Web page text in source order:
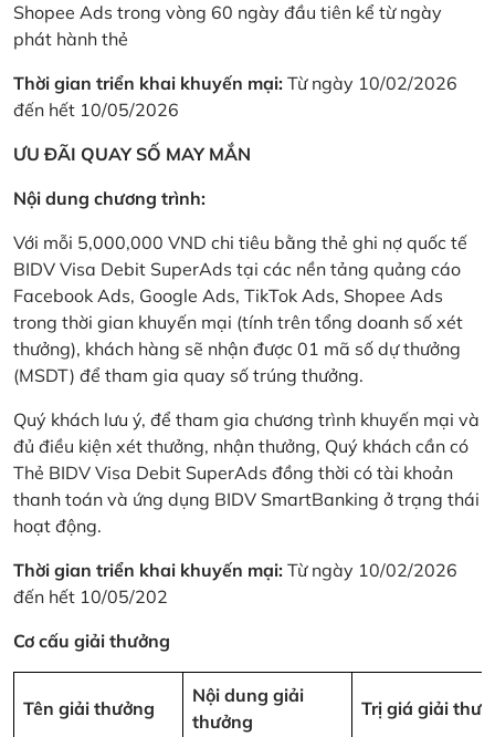
Shopee Ads trong vòng 60 ngày đầu tiên kể từ ngày
phát hành thẻ
Thời gian triển khai khuyến mại: Từ ngày 10/02/2026
đến hết 10/05/2026
ƯU ĐÃI QUAY SỐ MAY MẮN
Nội dung chương trình:
Với mỗi 5,000,000 VND chi tiêu bằng thẻ ghi nợ quốc tế
BIDV Visa Debit SuperAds tại các nền tảng quảng cáo
Facebook Ads, Google Ads, TikTok Ads, Shopee Ads
trong thời gian khuyến mại (tính trên tổng doanh số xét
thưởng), khách hàng sẽ nhận được 01 mã số dự thưởng
(MSDT) để tham gia quay số trúng thưởng.
Quý khách lưu ý, để tham gia chương trình khuyến mại và
đủ điều kiện xét thưởng, nhận thưởng, Quý khách cần có
Thẻ BIDV Visa Debit SuperAds đồng thời có tài khoản
thanh toán và ứng dụng BIDV SmartBanking ở trạng thái
hoạt động.
Thời gian triển khai khuyến mại: Từ ngày 10/02/2026
đến hết 10/05/202
Cơ cấu giải thưởng
Tên giải thưởng
Nội dung giải
thưởng
Trị giá giải